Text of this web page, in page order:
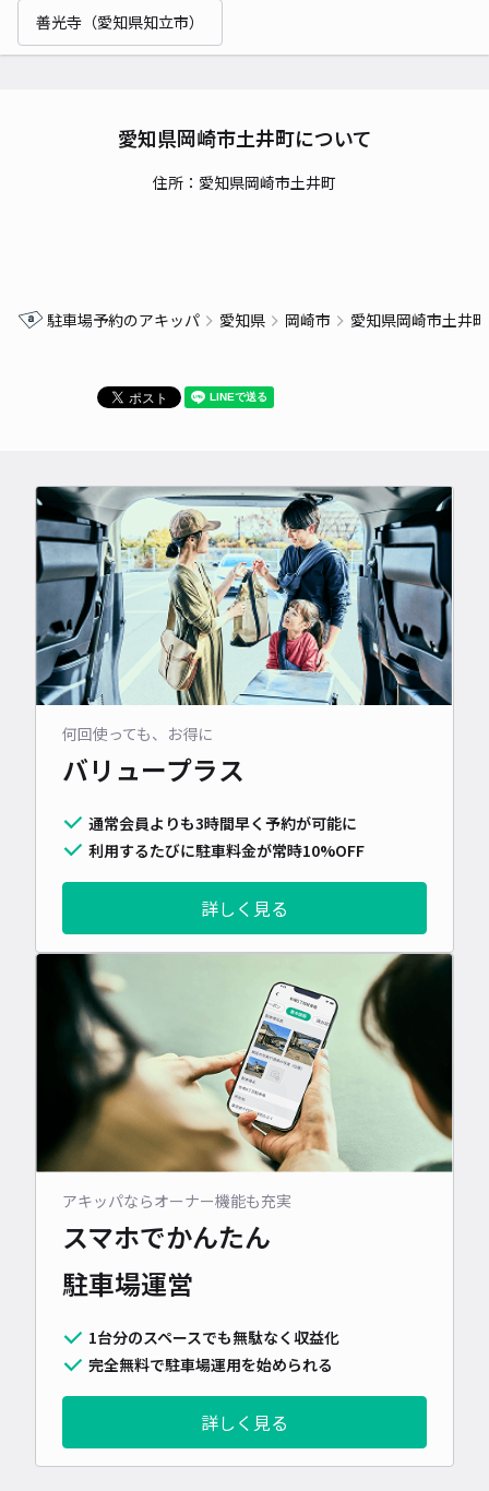
善光寺（愛知県知立市）
愛知県岡崎市土井町について
住所：愛知県岡崎市土井町
駐車場予約のアキッパ 愛知県 岡崎市 愛知県岡崎市土井
何回使っても、お得に
バリュープラス
通常会員よりも3時間早く予約が可能に
利用するたびに駐車料金が常時10%OFF
詳しく見る
アキッパならオーナー機能も充実
スマホでかんたん
駐車場運営
1台分のスペースでも無駄なく収益化
完全無料で駐車場運用を始められる
詳しく見る